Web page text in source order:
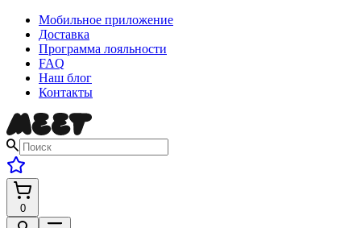
Мобильное приложение
Доставка
Программа лояльности
FAQ
Наш блог
Контакты
0